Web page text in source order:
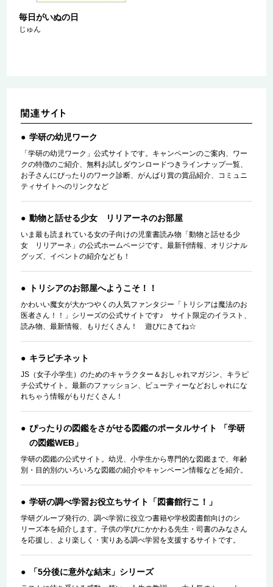
毎日がいぬの日
じゅん
学研の幼児ワーク
「学研の幼児ワーク」公式サイトです。キャンペーンのご案内、ワー
クの特徴のご紹介、無料お試しダウンロードつきラインナップ一覧、
お子さんにぴったりのワーク診断、がんばり賞の賞品紹介、コミュニ
ティサイトへのリンクなど
動物と話せる少女 リリアーネのお部屋
いま最も読まれている女の子向けの児童書読み物「動物と話せる少
女 リリアーネ」の公式ホームページです。最新刊情報、オリジナル
グッズ、イベントの紹介なども！
トリシアのお部屋へようこそ！！
かわいい魔女が大かつやくの人気ファンタジー「トリシアは魔法のお
医者さん！！」シリーズの公式サイトです♪ サイト限定のイラスト、
読み物、最新情報、もりだくさん！ 遊びにきてね☆
キラピチネット
JS（女子小学生）のためのキャラクター＆おしゃれマガジン、キラピ
チ公式サイト。最新のファッション、ビューティーなどおしゃれにな
れちゃう情報がもりだくさん！
ぴったりの図鑑をさがせる図鑑のポータルサイト 「学研
の図鑑WEB」
学研の図鑑の公式サイト。幼児、小学生から専門的な図鑑まで、年齢
別・目的別のいろいろな図鑑の紹介やキャンペーン情報などを紹介。
学研の調べ学習お役立ちサイト「図書館行こ！」
学研グループ発行の、調べ学習に役立つ書籍や学校図書館向けのシ
リーズ本を紹介します。子供の学びにかかわる先生・司書のみなさん
を応援し、より楽しく・実りある調べ学習を支援するサイトです。
「5分後に意外な結末」シリーズ